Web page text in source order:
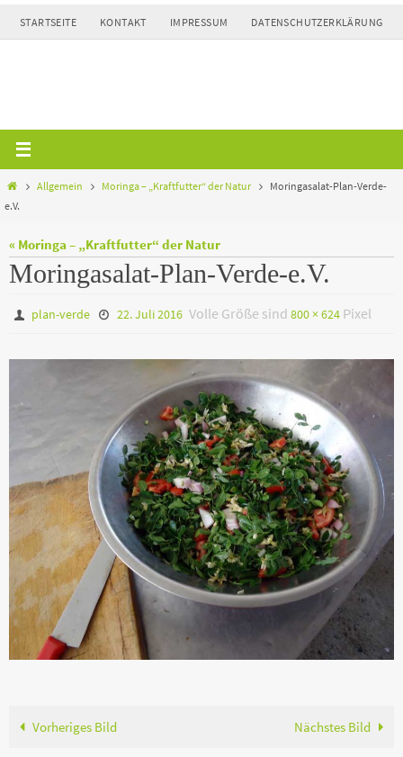
Zum
Inhalt
STARTSEITE KONTAKT IMPRESSUM DATENSCHUTZERKLÄRUNG
HomeAllgemein Moringa – „Kraftfutter“ der Natur
Moringasalat-Plan-Verde-
e.V.
« Moringa – „Kraftfutter“ der Natur
Moringasalat-Plan-Verde-e.V.
plan-verde 22. Juli 2016 Volle Größe sind 800 × 624Pixel
Vorheriges Bild Nächstes Bild